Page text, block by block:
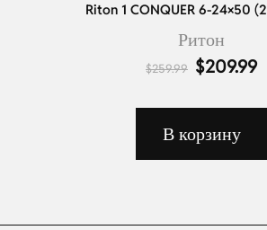
Riton 1 CONQUER 6-24×50
Ритон
$259.99 $209.99
В корзину